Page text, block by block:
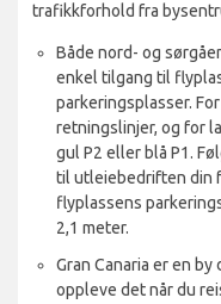
trafikkforhold fra
Både nord- og
enkel tilgang til
parkeringsplasser.
retningslinjer, og for
gul P2 eller blå P1.
til utleiebedriften din
flyplassens
2,1 meter.
Gran Canaria er en
oppleve det når du